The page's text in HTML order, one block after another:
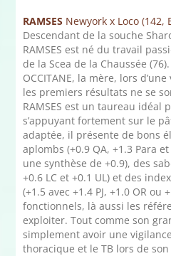
RAMSES Newyork x Loco (142,
Descendant de la souche
RAMSES est né du travail
de la Scea de la Chaussée
OCCITANE, la mère, lors
les premiers résultats ne se
RAMSES est un taureau idéal
s’appuyant fortement sur le
adaptée, il présente de bons
aplombs (+0.9 QA, +1.3 Para
une synthèse de +0.9), des
+0.6 LC et +0.1 UL) et des
(+1.5 avec +1.4 PJ, +1.0 OR ou
fonctionnels, là aussi les
exploiter. Tout comme son
simplement avoir une
thoracique et le TB lors de